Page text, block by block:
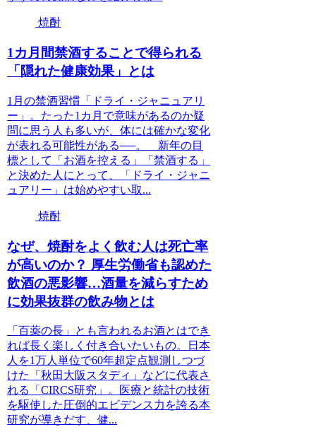
焼酎
1カ月間禁酒することで得られる
「隠れた健康効果」とは
1月の禁酒習慣「ドライ・ジャニュアリ
ー」。たった1カ月で意味があるのか疑
問に思う人も多いが、体には確かな変化
が表れる可能性がある──。 新年の目
標として「お酒を控える」「禁酒する」
と決めた人にとって、「ドライ・ジャニ
ュアリー」は始めやすい取...
焼酎
なぜ、焼酎をよく飲む人は死亡率
が高いのか？ 厚生労働省も認めた
飲酒の悪影響…酒量を減らすため
に効果抜群の飲み物とは
「百薬の長」とも言われるお酒とはでき
れば長く楽しく付き合いたいもの。日本
人を1万人単位で60年超定点観測しつづ
けた「秋田大阪スタディ」などに代表さ
れる「CIRCS研究」。医療と統計の技術
を駆使した圧倒的エビデンス力を誇る本
研究が導きだす、健...